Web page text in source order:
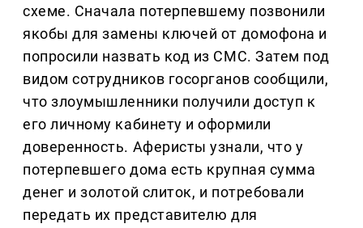
схеме. Сначала потерпевшему позвонили
якобы для замены ключей от домофона и
попросили назвать код из СМС. Затем под
видом сотрудников госорганов сообщили,
что злоумышленники получили доступ к
его личному кабинету и оформили
доверенность. Аферисты узнали, что у
потерпевшего дома есть крупная сумма
денег и золотой слиток, и потребовали
передать их представителю для